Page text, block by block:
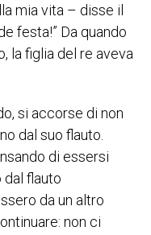
mia vita – disse il
festa!” Da quando
la figlia del re aveva
si accorse di non
dal suo flauto.
di essersi
dal flauto
da un altro
non ci